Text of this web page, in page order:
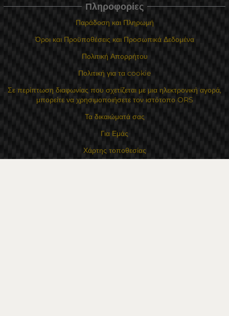
Πληροφορίες
Παράδοση και Πληρωμή
Όροι και Προϋποθέσεις και Προσωπικά Δεδομένα
Πολιτική Απορρήτου
Πολιτική για τα cookie
Σε περίπτωση διαφωνίας που σχετίζεται με μια ηλεκτρονική αγορά,
μπορείτε να χρησιμοποιήσετε τον ιστότοπο ORS
Τα δικαιώματά σας
Για Εμάς
Χάρτης τοποθεσίας